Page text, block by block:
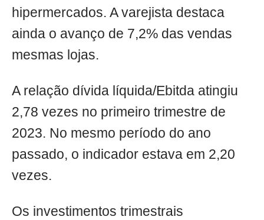
hipermercados. A varejista destaca
ainda o avanço de 7,2% das vendas
mesmas lojas.
A relação dívida líquida/Ebitda atingiu
2,78 vezes no primeiro trimestre de
2023. No mesmo período do ano
passado, o indicador estava em 2,20
vezes.
Os investimentos trimestrais